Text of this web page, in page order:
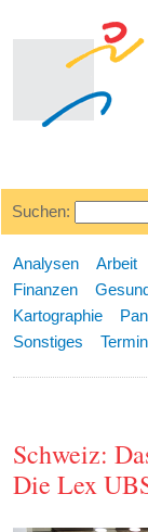
Suchen:
Analysen Arbeit
Finanzen
Kartographie
Sonstiges
Schweiz:
Die Lex